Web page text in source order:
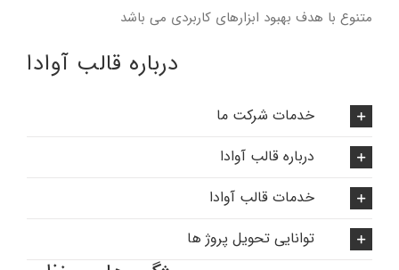
متنوع با هدف بهبود ابزارهای کاربردی می باشد
درباره قالب آوادا
خدمات شرکت ما
درباره قالب آوادا
خدمات قالب آوادا
توانایی تحویل پروژ ها